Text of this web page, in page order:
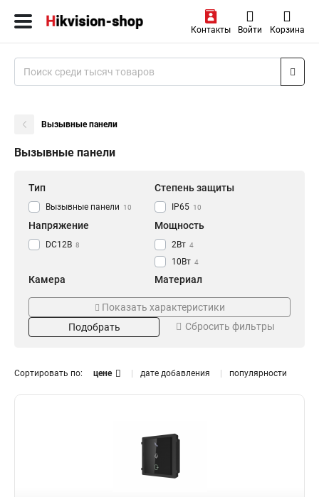
Контакты Войти Корзина
Вызывные панели
Вызывные панели
Тип
Вызывные панели 10
Степень защиты
IP65 10
Напряжение
DC12В 8
Мощность
2Вт 4
10Вт 4
Камера
2Мп 3
Материал
Пластик 5
Металл 6
Ик-подсветка Формат видеосжатия
Интерфейсы Режим съемки
Проводная сеть
Показать характеристики
Подобрать
Сбросить фильтры
Сортировать по: цене дате добавления популярности